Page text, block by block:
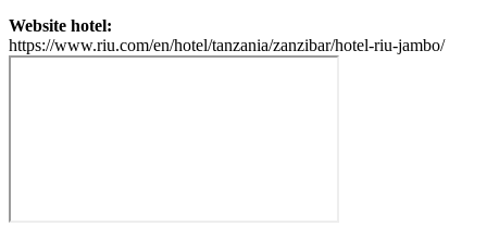
Website hotel:
https://www.riu.com/en/hotel/tanzania/zanzibar/hotel-riu-jambo/